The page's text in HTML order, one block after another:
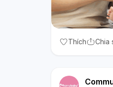
Thích Chia